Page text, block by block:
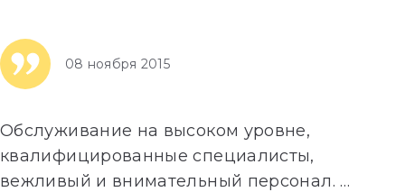
08 ноября 2015
Обслуживание на высоком уровне,
квалифицированные специалисты,
вежливый и внимательный персонал. …